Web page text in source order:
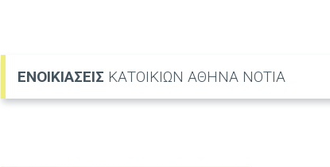
ΕΝΟΙΚΙΑΣΕΙΣ ΚΑΤΟΙΚΙΩΝ ΑΘΗΝΑ ΝΟΤΙΑ